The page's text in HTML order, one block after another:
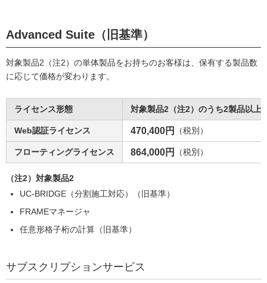
Advanced Suite（旧基準）
対象製品2（注2）の単体製品をお持ちのお客様は、保有する製品数
に応じて価格が変わります。
ライセンス形態 対象製品2（注2）のうち2製品以上
Web認証ライセンス 470,400円 （税別）
フローティングライセンス 864,000円 （税別）
（注2）対象製品2
UC-BRIDGE（分割施工対応）（旧基準）
FRAMEマネージャ
任意形格子桁の計算（旧基準）
サブスクリプションサービス